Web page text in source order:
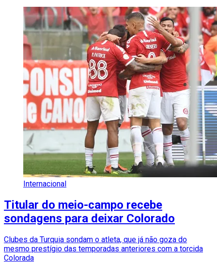
Internacional
Titular do meio-campo recebe
sondagens para deixar Colorado
Clubes da Turquia sondam o atleta, que já não goza do
mesmo prestígio das temporadas anteriores com a torcida
Colorada